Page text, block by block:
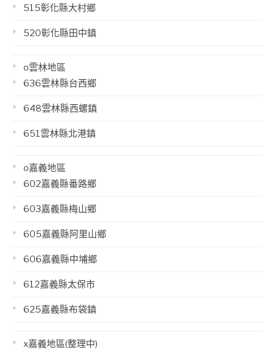
515彰化縣大村鄉
520彰化縣田中鎮
o雲林地區
636雲林縣台西鄉
648雲林縣西螺鎮
651雲林縣北港鎮
o嘉義地區
602嘉義縣番路鄉
603嘉義縣梅山鄉
605嘉義縣阿里山鄉
606嘉義縣中埔鄉
612嘉義縣太保市
625嘉義縣布袋鎮
x嘉義地區(整理中)